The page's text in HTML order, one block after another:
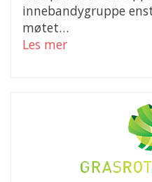
innebandygruppe
møtet…
Les mer